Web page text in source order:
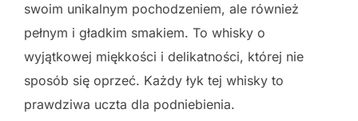
swoim unikalnym pochodzeniem, ale również
pełnym i gładkim smakiem. To whisky o
wyjątkowej miękkości i delikatności, której nie
sposób się oprzeć. Każdy łyk tej whisky to
prawdziwa uczta dla podniebienia.